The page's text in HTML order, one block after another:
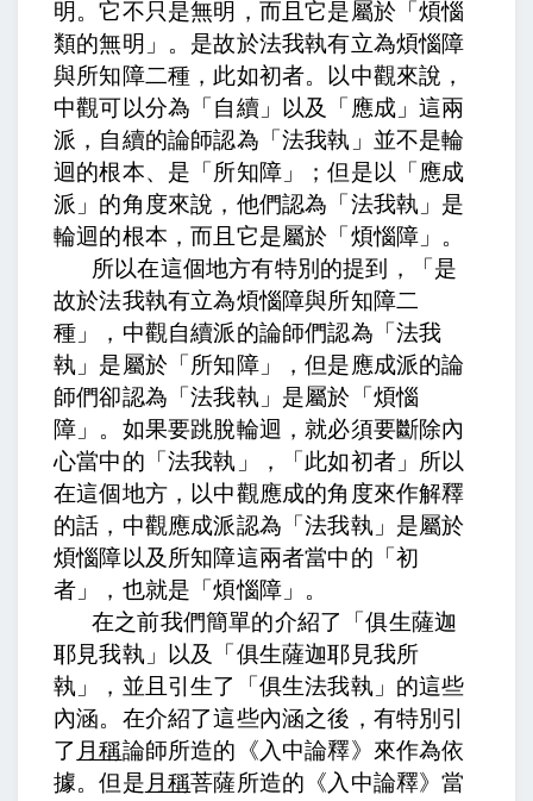
明。它不只是無明，而且它是屬於「煩惱
類的無明」。 是故於法我執有立為煩惱障
與所知障二種，此如初者。
以中觀來說，
中觀可以分為「自續」以及「應成」這兩
派，自續的論師認為「法我執」並不是輪
迴的根本、是「所知障」；但是以「應成
派」的角度來說，他們認為「法我執」是
輪迴的根本，而且它是屬於「煩惱障」。
所以在這個地方有特別的提到，「是
故於法我執有立為煩惱障與所知障二
種」，中觀自續派的論師們認為「法我
執」是屬於「所知障」，但是應成派的論
師們卻認為「法我執」是屬於「煩惱
障」。如果要跳脫輪迴，就必須要斷除內
心當中的「法我執」，「此如初者」所以
在這個地方，以中觀應成的角度來作解釋
的話，中觀應成派認為「法我執」是屬於
煩惱障以及所知障這兩者當中的「初
者」，也就是「煩惱障」。
在之前我們簡單的介紹了「俱生薩迦
耶見我執」以及「俱生薩迦耶見我所
執」，並且引生了「俱生法我執」的這些
內涵。在介紹了這些內涵之後，有特別引
了 月稱論師所造的《入中論釋》來作為依
據。但是 月稱菩薩所造的《入中論釋》當